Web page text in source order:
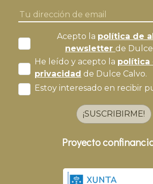
Acepto la política de
newsletter de Dulce
He leído y acepto la política
privacidad de Dulce Calvo.
Estoy interesado en recibir
¡SUSCRIBIRME!
Proyecto